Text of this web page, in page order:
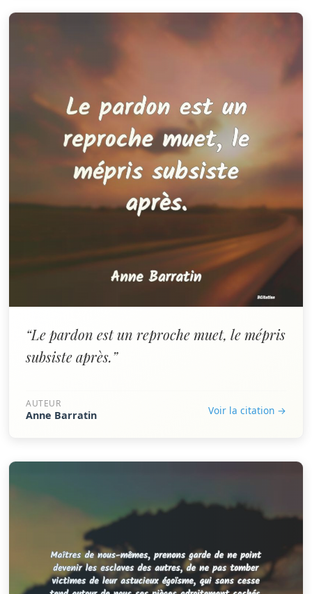
“Le pardon est un reproche muet, le mépris
subsiste après.”
AUTEUR
Anne Barratin Voir la citation →